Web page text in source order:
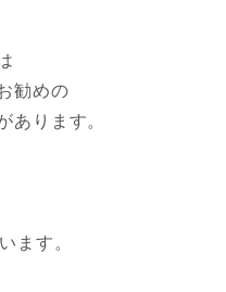
勧めの
あります。
ます。